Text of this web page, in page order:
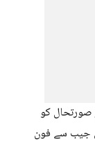
صورتحال کو
جیب سے فون